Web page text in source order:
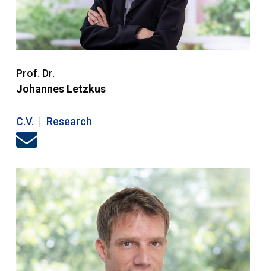
Prof. Dr.
Johannes Letzkus
C.V. | Research